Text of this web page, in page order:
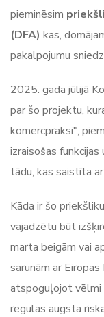
pieminēsim
(DFA) kas,
pakalpojumu
2025. gada jūlijā
par šo projektu,
komercpraksi",
izraisošas
tādu, kas saistīta
Kāda ir šo
vajadzētu būt
marta beigām vai
sarunām ar
atspoguļojot
regulas augsta